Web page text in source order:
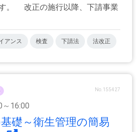
。 改正の施行以降、下請事業
アンス 検査 下請法 法改正
No.155427
～16:00
礎～衛生管理の簡易